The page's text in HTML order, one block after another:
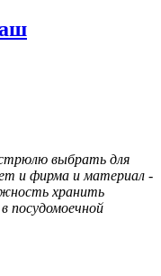
выбрать для
и фирма и материал -
хранить
посудомоечной